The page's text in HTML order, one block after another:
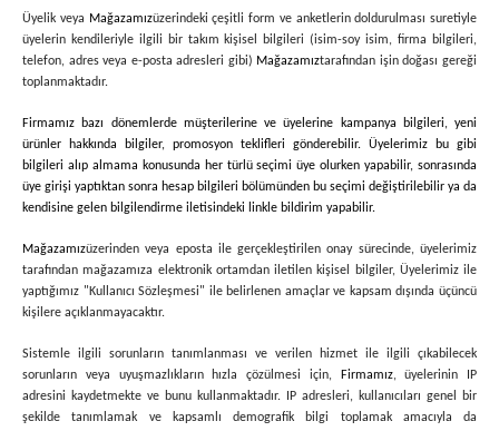
Üyelik veya Mağazamızüzerindeki çeşitli form ve anketlerin doldurulması suretiyle
üyelerin kendileriyle ilgili bir takım kişisel bilgileri (isim-soy isim, firma bilgileri,
telefon, adres veya e-posta adresleri gibi) Mağazamıztarafından işin doğası gereği
toplanmaktadır.
Firmamız bazı dönemlerde müşterilerine ve üyelerine kampanya bilgileri, yeni
ürünler hakkında bilgiler, promosyon teklifleri gönderebilir. Üyelerimiz bu gibi
bilgileri alıp almama konusunda her türlü seçimi üye olurken yapabilir, sonrasında
üye girişi yaptıktan sonra hesap bilgileri bölümünden bu seçimi değiştirilebilir ya da
kendisine gelen bilgilendirme iletisindeki linkle bildirim yapabilir.
Mağazamızüzerinden veya eposta ile gerçekleştirilen onay sürecinde, üyelerimiz
tarafından mağazamıza elektronik ortamdan iletilen kişisel bilgiler, Üyelerimiz ile
yaptığımız "Kullanıcı Sözleşmesi" ile belirlenen amaçlar ve kapsam dışında üçüncü
kişilere açıklanmayacaktır.
Sistemle ilgili sorunların tanımlanması ve verilen hizmet ile ilgili çıkabilecek
sorunların veya uyuşmazlıkların hızla çözülmesi için,
Firmamız, üyelerinin IP
adresini kaydetmekte ve bunu kullanmaktadır. IP adresleri, kullanıcıları genel bir
şekilde tanımlamak ve kapsamlı demografik bilgi toplamak amacıyla da